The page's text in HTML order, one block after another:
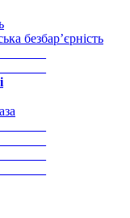
безбар’єрність